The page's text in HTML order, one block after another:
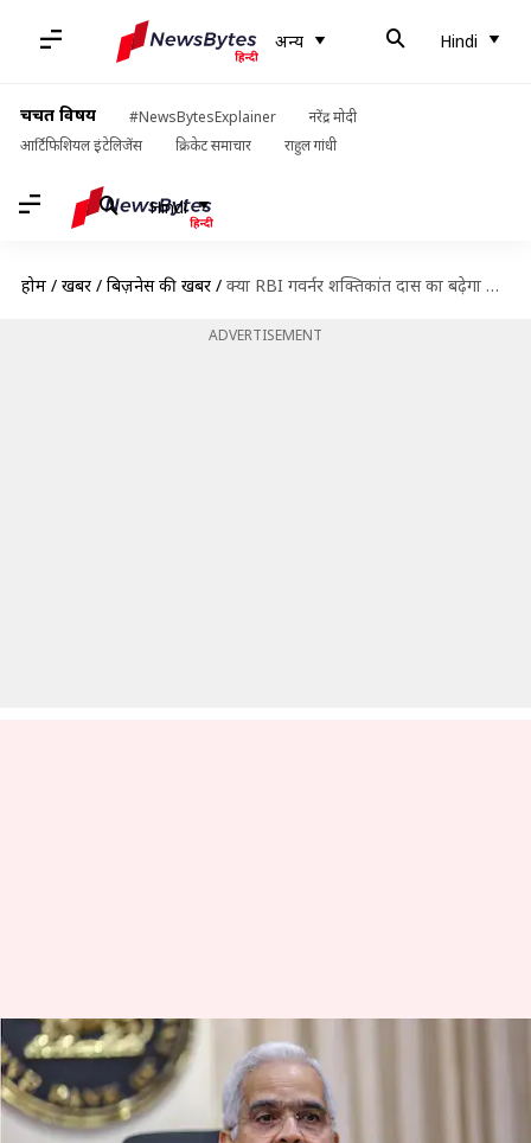
अन्य Hindi
चर्चित विषय #NewsBytesExplainer
नरेंद्र मोदी
आर्टिफिशियल इंटेलिजेंस
क्रिकेट समाचार राहुल गांधी
Hindi
होम / खबरें / बिज़नेस की खबरें / क्या RBI गवर्नर शक्तिकांत दास का बढ़ेगा कार्यकाल? सरकार ने स्थिति नहीं की स्पष्ट
ADVERTISEMENT
क्या RBI गवर्नर शक्तिकांत दास का
बढ़ेगा कार्यकाल? सरकार ने स्थिति
नहीं की स्पष्ट